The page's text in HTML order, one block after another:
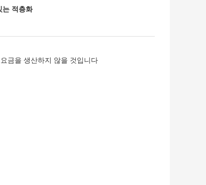
는 적층화
금을 생산하지 않을 것입니다